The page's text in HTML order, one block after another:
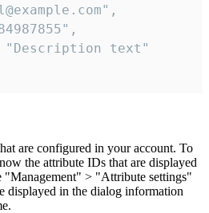
text"
are configured in your account. To
the attribute IDs that are displayed
"Management" > "Attribute settings"
displayed in the dialog information